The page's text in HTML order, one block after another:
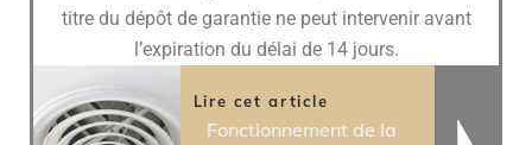
titre du dépôt de garantie ne peut intervenir avant
l’expiration du délai de 14 jours.
Lire cet article
Fonctionnement de la